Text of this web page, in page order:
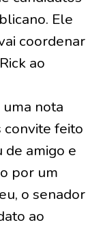
Ele
coordenar
ao
nota
convite feito
de amigo e
por um
o senador
ao